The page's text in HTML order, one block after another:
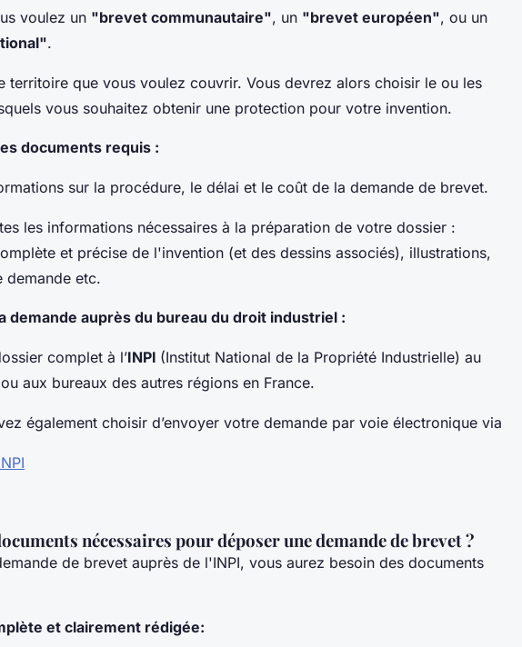
voulez un "brevet communautaire", un "brevet européen", ou un
.
territoire que vous voulez couvrir. Vous devrez alors choisir le ou les
vous souhaitez obtenir une protection pour votre invention.
documents requis :
sur la procédure, le délai et le coût de la demande de brevet.
les informations nécessaires à la préparation de votre dossier :
et précise de l'invention (et des dessins associés), illustrations,
demande etc.
demande auprès du bureau du droit industriel :
complet à l’INPI (Institut National de la Propriété Industrielle) au
aux bureaux des autres régions en France.
également choisir d’envoyer votre demande par voie électronique via
nécessaires pour déposer une demande de brevet ?
de brevet auprès de l'INPI, vous aurez besoin des documents
et clairement rédigée: